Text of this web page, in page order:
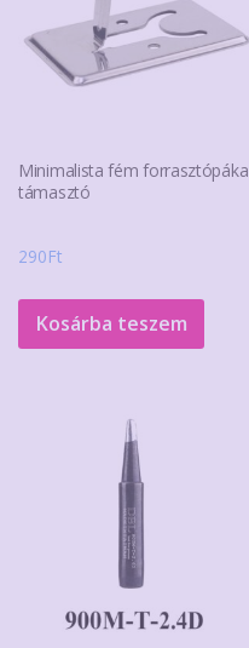
Minimalista fém forrasztópáka
támasztó
290Ft
Kosárba teszem